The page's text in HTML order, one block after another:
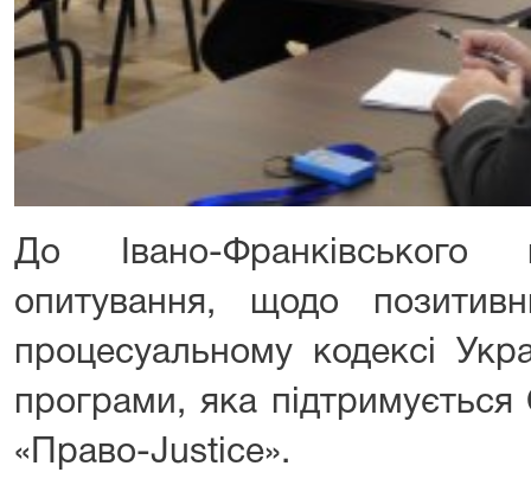
До Івано-
опитування, щодо
процесуальному кодексі
програми, яка
«Право-Justice».